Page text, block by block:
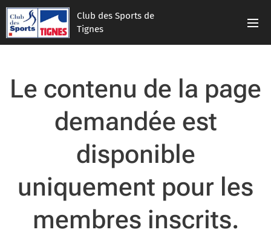
Club des Sports de
Tignes
Le contenu de la page
demandée est
disponible
uniquement pour les
membres inscrits.